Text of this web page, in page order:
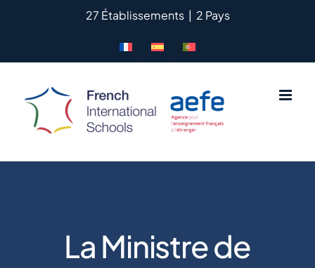
27 Établissements | 2 Pays
La Ministre de